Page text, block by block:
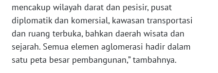
mencakup wilayah darat dan pesisir, pusat
diplomatik dan komersial, kawasan transportasi
dan ruang terbuka, bahkan daerah wisata dan
sejarah. Semua elemen aglomerasi hadir dalam
satu peta besar pembangunan,” tambahnya.
JATENG
WN
NUSANTARA